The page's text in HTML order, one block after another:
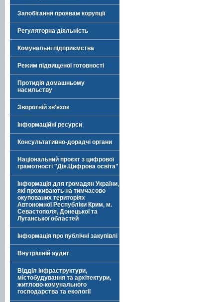
Запобігання проявам корупції
Регуляторна діяльність
Комунальні підприємства
Режим підвищеної готовності
Протидія домашньому
насильству
Зворотній зв'язок
Інформаційні ресурси
Консультативно-дорадчі органи
Національний проєкт з цифрової
грамотності "Дія.Цифрова освіта"
Інформація для громадян України,
які проживають на тимчасово
окупованих територіях
Автономної Республіки Крим, м.
Севастополя, Донецької та
Луганської областей
Інформація про публічні закупівлі
Внутрішній аудит
Відділ інфраструктури,
містобудування та архітектури,
житлово-комунального
господарства та екології